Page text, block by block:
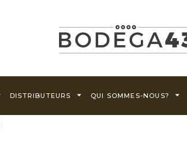
DISTRIBUTEURS QUI SOMMES-NOUS?